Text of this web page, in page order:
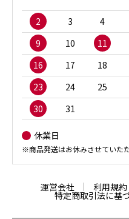
2
3 4
9
10 11
16
17 18
23
24 25
30
31
休業日
※商品発送はお休みさせていただ
運営会社 利用規約
特定商取引法に基